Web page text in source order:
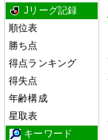
Jリーグ記録
順位表
勝ち点
得点ランキング
得失点
年齢構成
星取表
キーワード